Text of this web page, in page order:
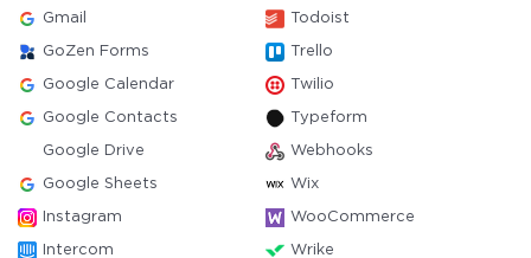
Gmail Todoist
GoZen Forms Trello
Google Calendar Twilio
Google Contacts Typeform
Google Drive Webhooks
Google Sheets Wix
Instagram WooCommerce
Intercom Wrike